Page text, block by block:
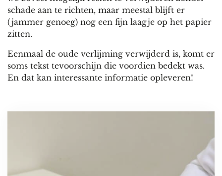
schade aan te richten, maar meestal blijft er
(jammer genoeg) nog een fijn laagje op het papier
zitten.
Eenmaal de oude verlijming verwijderd is, komt er
soms tekst tevoorschijn die voordien bedekt was.
En dat kan interessante informatie opleveren!